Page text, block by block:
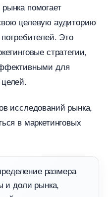
помогает
целевую аудиторию
Это
стратегии,
для
исследований рынка,
в маркетинговых
размера
и доли рынка,